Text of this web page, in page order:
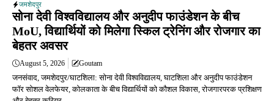
जमशेदपुर
सोना देवी विश्वविद्यालय और अनुदीप फाउंडेशन के बीच
MoU, विद्यार्थियों को मिलेगा स्किल ट्रेनिंग और रोजगार का
बेहतर अवसर
August 5, 2026 Goutam
जनसंवाद, जमशेदपुर/घाटशिला: सोना देवी विश्वविद्यालय, घाटशिला और अनुदीप फाउंडेशन
फॉर सोशल वेलफेयर, कोलकाता के बीच विद्यार्थियों को कौशल विकास, रोजगारपरक प्रशिक्षण